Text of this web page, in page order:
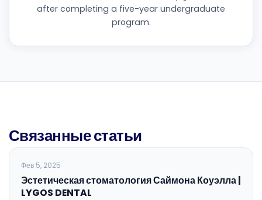
after completing a five-year undergraduate
program.
Связанные статьи
ОБЩАЯ СТОМАТОЛОГИЯ
Фев 5, 2025
Эстетическая стоматология Саймона Коуэлла |
LYGOS DENTAL